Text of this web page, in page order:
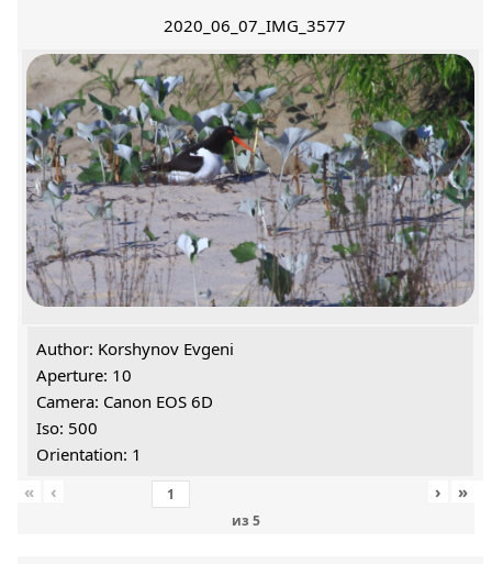
2020_06_07_IMG_3577
Author: Korshynov Evgeni
Aperture: 10
Camera: Canon EOS 6D
Iso: 500
Orientation: 1
«
‹
из 5
› »